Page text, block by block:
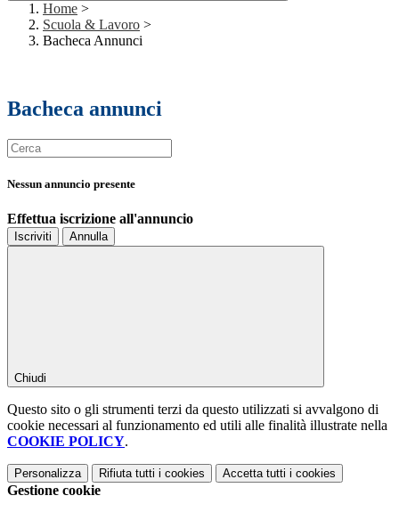
Home >
Scuola & Lavoro >
Bacheca Annunci
Bacheca annunci
Nessun annuncio presente
Effettua iscrizione all'annuncio
Iscriviti Annulla
Chiudi
Questo sito o gli strumenti terzi da questo utilizzati si avvalgono di
cookie necessari al funzionamento ed utili alle finalità illustrate nella
COOKIE POLICY.
Personalizza Rifiuta tutti i cookies Accetta tutti i cookies
Gestione cookie